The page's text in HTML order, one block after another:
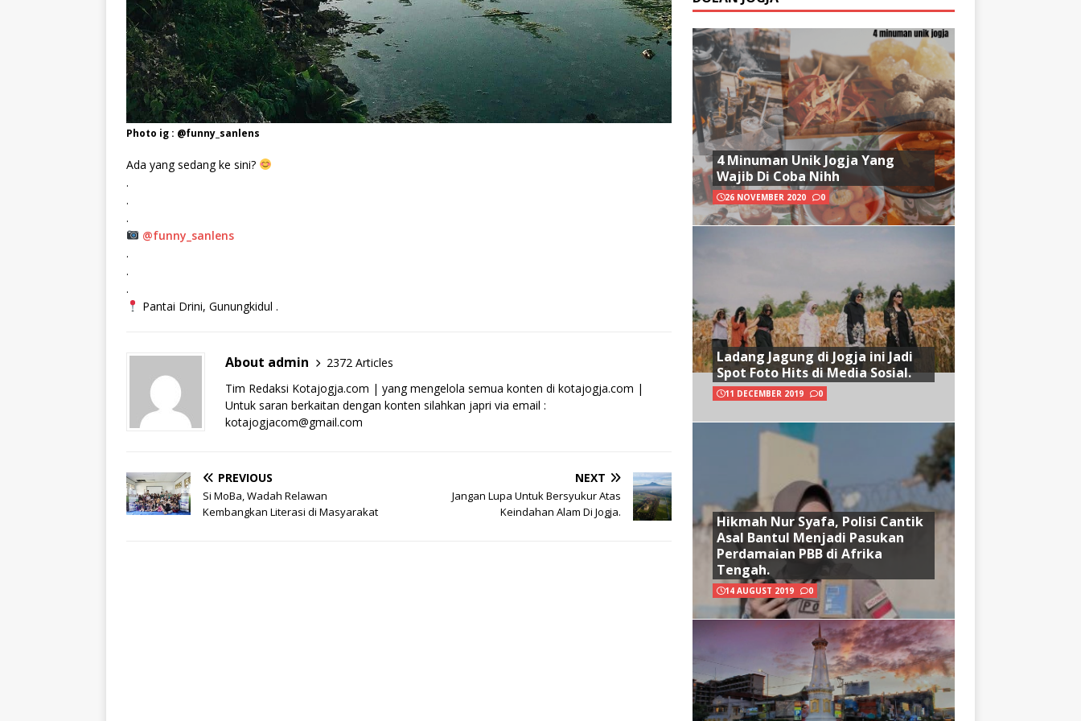
Photo ig : @funny_sanlens
Ada yang sedang ke sini?
.
.
.
@funny_sanlens
.
.
.
Pantai Drini, Gunungkidul .
About admin
2372 Articles
Tim Redaksi Kotajogja.com | yang mengelola semua konten di kotajogja.com |
Untuk saran berkaitan dengan konten silahkan japri via email :
kotajogjacom@gmail.com
PREVIOUS
Si MoBa, Wadah Relawan
Kembangkan Literasi di Masyarakat
NEXT
Jangan Lupa Untuk Bersyukur Atas
Keindahan Alam Di Jogja.
4 Minuman Unik Jogja Yang
Wajib Di Coba Nihh
26 NOVEMBER 2020 0
Ladang Jagung di Jogja ini Jadi
Spot Foto Hits di Media Sosial.
11 DECEMBER 2019 0
Hikmah Nur Syafa, Polisi Cantik
Asal Bantul Menjadi Pasukan
Perdamaian PBB di Afrika
Tengah.
14 AUGUST 2019 0